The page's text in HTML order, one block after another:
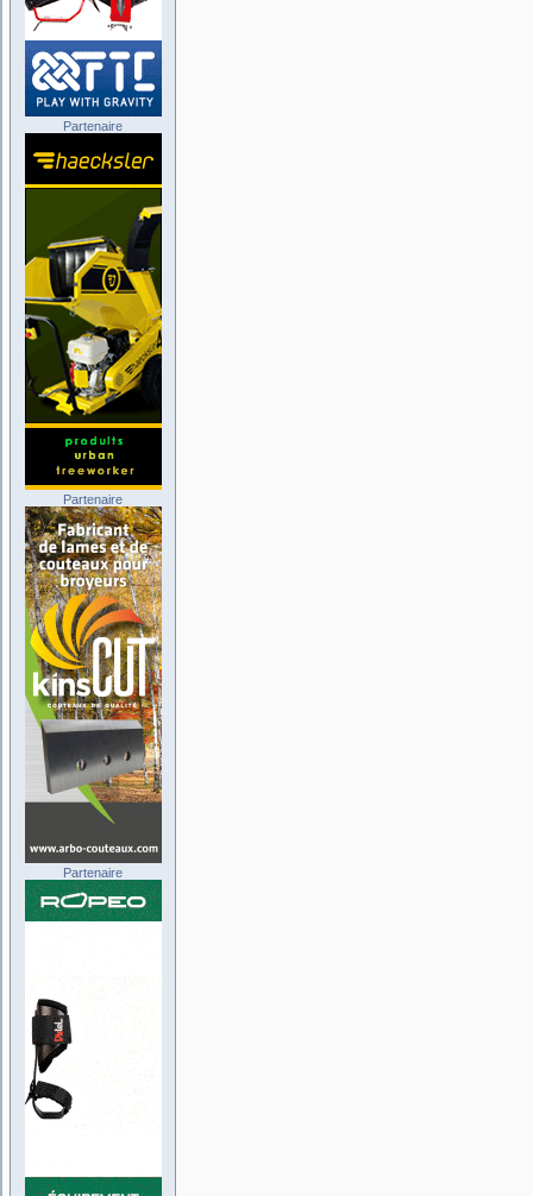
Partenaire
Partenaire
Partenaire